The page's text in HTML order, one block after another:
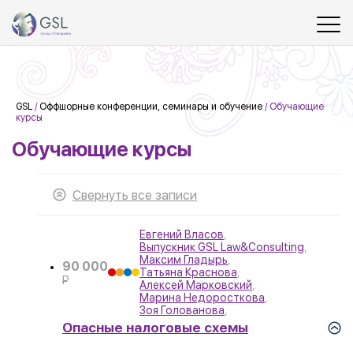
GSL /Оффшорные конференции, семинары и обучение / Обучающие
курсы
Обучающие курсы
Свернуть все записи
90 000
P
Евгений Власов
Выпускник GSL Law&Consulting
Максим Гладырь
Татьяна Краснова
Алексей Марковский
Марина Недоросткова
Зоя Голованова
Опасные налоговые схемы